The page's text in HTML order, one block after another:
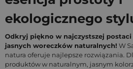
ekologicznego
Odkryj piękno w najczystszej postaci
jasnych woreczków naturalnych! W
natura oferuje najlepsze rozwiązania.
produktów w naturalnym, jasnym